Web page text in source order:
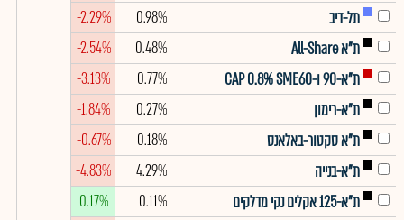
תל-דיב
0.98%
-2.29%
ת"א All-Share
0.48%
-2.54%
ת"א-90 ו-CAP 0.8% SME60
0.77%
-3.13%
ת"א-רימון
0.27%
-1.84%
ת"א סקטור-באלאנס
0.18%
-0.67%
ת"א-בנייה
4.29%
-4.83%
ת"א-125 אקלים נקי מדלקים
0.11%
0.17%